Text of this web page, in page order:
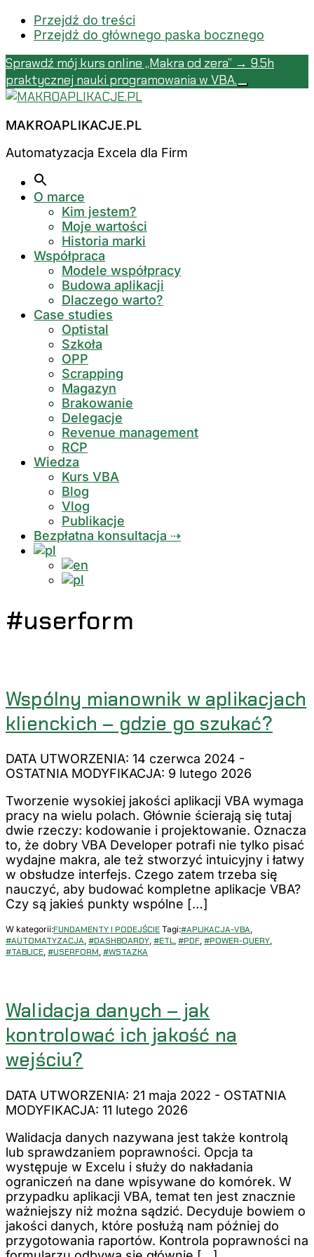
Przejdź do treści
Przejdź do głównego paska bocznego
Sprawdź mój kurs online „Makra od zera” → 9.5h
praktycznej nauki programowania w VBA.
Close
Additional
menu
MAKROAPLIKACJE.PL
Automatyzacja Excela dla Firm
O marce
Kim jestem?
Moje wartości
Historia marki
Współpraca
Modele współpracy
Budowa aplikacji
Dlaczego warto?
Case studies
Optistal
Szkoła
OPP
Scrapping
Magazyn
Brakowanie
Delegacje
Revenue management
RCP
Wiedza
Kurs VBA
Blog
Vlog
Publikacje
Bezpłatna konsultacja ⇢
#userform
Wspólny mianownik w aplikacjach
klienckich – gdzie go szukać?
DATA UTWORZENIA: 14 czerwca 2024 -
OSTATNIA MODYFIKACJA: 9 lutego 2026
Tworzenie wysokiej jakości aplikacji VBA wymaga
pracy na wielu polach. Głównie ścierają się tutaj
dwie rzeczy: kodowanie i projektowanie. Oznacza
to, że dobry VBA Developer potrafi nie tylko pisać
wydajne makra, ale też stworzyć intuicyjny i łatwy
w obsłudze interfejs. Czego zatem trzeba się
nauczyć, aby budować kompletne aplikacje VBA?
Czy są jakieś punkty wspólne […]
W kategorii:FUNDAMENTY I PODEJŚCIE Tagi:#APLIKACJA-VBA,
#AUTOMATYZACJA, #DASHBOARDY, #ETL, #PDF, #POWER-QUERY,
#TABLICE, #USERFORM, #WSTAZKA
Walidacja danych – jak
kontrolować ich jakość na
wejściu?
DATA UTWORZENIA: 21 maja 2022 - OSTATNIA
MODYFIKACJA: 11 lutego 2026
Walidacja danych nazywana jest także kontrolą
lub sprawdzaniem poprawności. Opcja ta
występuje w Excelu i służy do nakładania
ograniczeń na dane wpisywane do komórek. W
przypadku aplikacji VBA, temat ten jest znacznie
ważniejszy niż można sądzić. Decyduje bowiem o
jakości danych, które posłużą nam później do
przygotowania raportów. Kontrola poprawności na